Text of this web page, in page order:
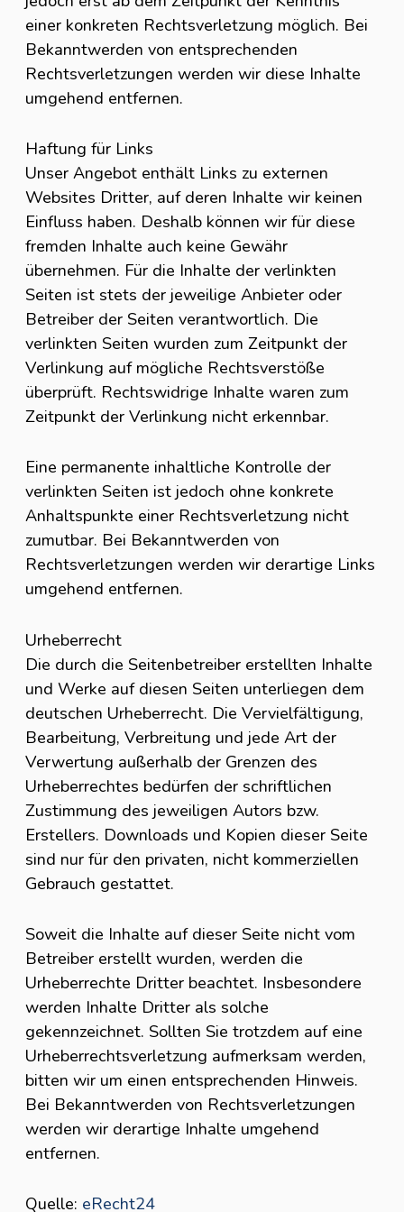
einer konkreten Rechtsverletzung möglich. Bei
Bekanntwerden von entsprechenden
Rechtsverletzungen werden wir diese Inhalte
umgehend entfernen.
Haftung für Links
Unser Angebot enthält Links zu externen
Websites Dritter, auf deren Inhalte wir keinen
Einfluss haben. Deshalb können wir für diese
fremden Inhalte auch keine Gewähr
übernehmen. Für die Inhalte der verlinkten
Seiten ist stets der jeweilige Anbieter oder
Betreiber der Seiten verantwortlich. Die
verlinkten Seiten wurden zum Zeitpunkt der
Verlinkung auf mögliche Rechtsverstöße
überprüft. Rechtswidrige Inhalte waren zum
Zeitpunkt der Verlinkung nicht erkennbar.
Eine permanente inhaltliche Kontrolle der
verlinkten Seiten ist jedoch ohne konkrete
Anhaltspunkte einer Rechtsverletzung nicht
zumutbar. Bei Bekanntwerden von
Rechtsverletzungen werden wir derartige Links
umgehend entfernen.
Urheberrecht
Die durch die Seitenbetreiber erstellten Inhalte
und Werke auf diesen Seiten unterliegen dem
deutschen Urheberrecht. Die Vervielfältigung,
Bearbeitung, Verbreitung und jede Art der
Verwertung außerhalb der Grenzen des
Urheberrechtes bedürfen der schriftlichen
Zustimmung des jeweiligen Autors bzw.
Erstellers. Downloads und Kopien dieser Seite
sind nur für den privaten, nicht kommerziellen
Gebrauch gestattet.
Soweit die Inhalte auf dieser Seite nicht vom
Betreiber erstellt wurden, werden die
Urheberrechte Dritter beachtet. Insbesondere
werden Inhalte Dritter als solche
gekennzeichnet. Sollten Sie trotzdem auf eine
Urheberrechtsverletzung aufmerksam werden,
bitten wir um einen entsprechenden Hinweis.
Bei Bekanntwerden von Rechtsverletzungen
werden wir derartige Inhalte umgehend
entfernen.
Quelle: eRecht24